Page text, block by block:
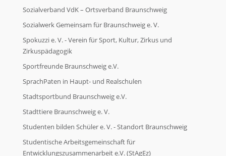
Sozialverband VdK – Ortsverband Braunschweig
Sozialwerk Gemeinsam für Braunschweig e. V.
Spokuzzi e. V. - Verein für Sport, Kultur, Zirkus und
Zirkuspädagogik
Sportfreunde Braunschweig e.V.
SprachPaten in Haupt- und Realschulen
Stadtsportbund Braunschweig e.V.
Stadttiere Braunschweig e. V.
Studenten bilden Schüler e. V. - Standort Braunschweig
Studentische Arbeitsgemeinschaft für
Entwicklungszusammenarbeit e.V. (StAgEz)